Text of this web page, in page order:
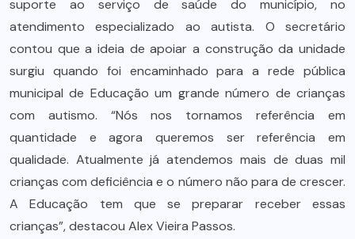
suporte ao serviço de saúde do município, no
atendimento especializado ao autista. O secretário
contou que a ideia de apoiar a construção da unidade
surgiu quando foi encaminhado para a rede pública
municipal de Educação um grande número de crianças
com autismo. “Nós nos tornamos referência em
quantidade e agora queremos ser referência em
qualidade. Atualmente já atendemos mais de duas mil
crianças com deficiência e o número não para de crescer.
A Educação tem que se preparar receber essas
crianças”, destacou Alex Vieira Passos.